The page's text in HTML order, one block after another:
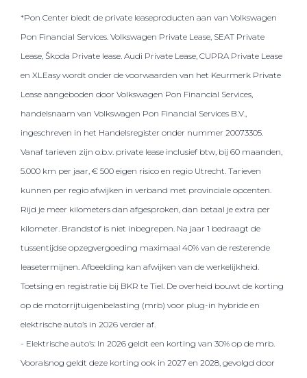
*Pon Center biedt de private leaseproducten aan van Volkswagen
Pon Financial Services. Volkswagen Private Lease, SEAT Private
Lease, Škoda Private lease. Audi Private Lease, CUPRA Private Lease
en XLEasy wordt onder de voorwaarden van het Keurmerk Private
Lease aangeboden door Volkswagen Pon Financial Services,
handelsnaam van Volkswagen Pon Financial Services B.V.,
ingeschreven in het Handelsregister onder nummer 20073305.
Vanaf tarieven zijn o.b.v. private lease inclusief btw, bij 60 maanden,
5.000 km per jaar, € 500 eigen risico en regio Utrecht. Tarieven
kunnen per regio afwijken in verband met provinciale opcenten.
Rijd je meer kilometers dan afgesproken, dan betaal je extra per
kilometer. Brandstof is niet inbegrepen. Na jaar 1 bedraagt de
tussentijdse opzegvergoeding maximaal 40% van de resterende
leasetermijnen. Afbeelding kan afwijken van de werkelijkheid.
Toetsing en registratie bij BKR te Tiel. De overheid bouwt de korting
op de motorrijtuigenbelasting (mrb) voor plug-in hybride en
elektrische auto’s in 2026 verder af.
- Elektrische auto’s: In 2026 geldt een korting van 30% op de mrb.
Vooralsnog geldt deze korting ook in 2027 en 2028, gevolgd door